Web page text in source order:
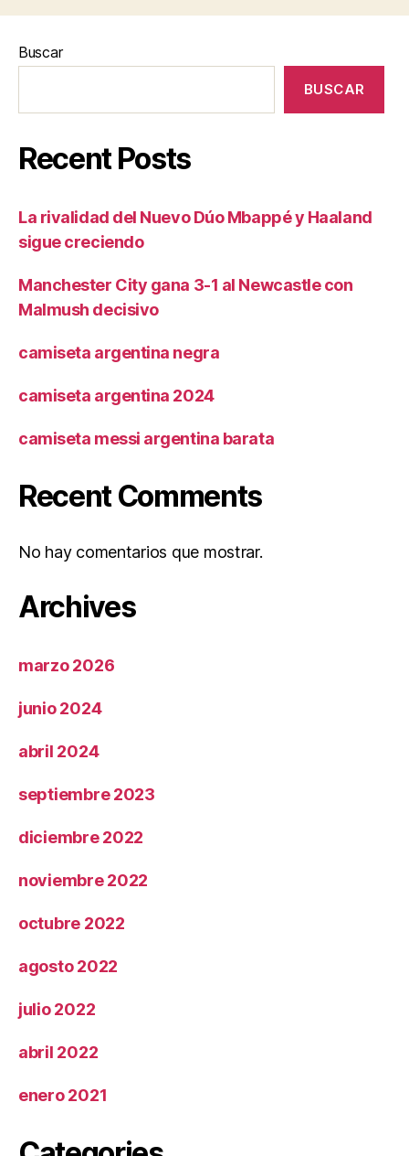
Buscar
BUSCAR
Recent Posts
La rivalidad del Nuevo Dúo Mbappé y Haaland
sigue creciendo
Manchester City gana 3-1 al Newcastle con
Malmush decisivo
camiseta argentina negra
camiseta argentina 2024
camiseta messi argentina barata
Recent Comments
No hay comentarios que mostrar.
Archives
marzo 2026
junio 2024
abril 2024
septiembre 2023
diciembre 2022
noviembre 2022
octubre 2022
agosto 2022
julio 2022
abril 2022
enero 2021